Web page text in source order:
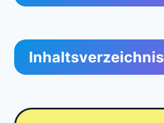
Inhaltsverzeichnis